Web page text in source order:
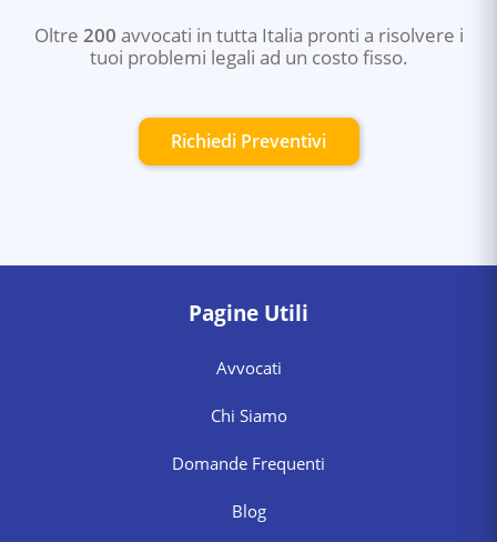
Oltre 200 avvocati in tutta Italia pronti a risolvere i
tuoi problemi legali ad un costo fisso.
Richiedi Preventivi
Pagine Utili
Avvocati
Chi Siamo
Domande Frequenti
Blog